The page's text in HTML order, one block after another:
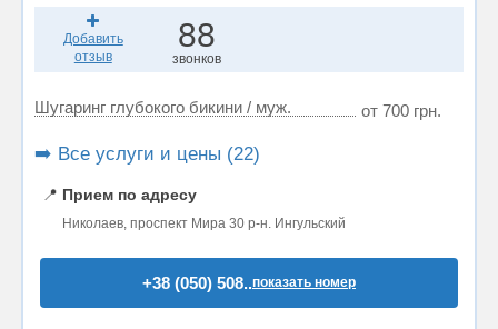
Добавить
отзыв
88
звонков
Шугаринг глубокого бикини / муж. от 700 грн.
➡️ Все услуги и цены (22)
📍 Прием по адресу
Николаев, проспект Мира 30 р-н. Ингульский
+38 (050) 508..показать номер